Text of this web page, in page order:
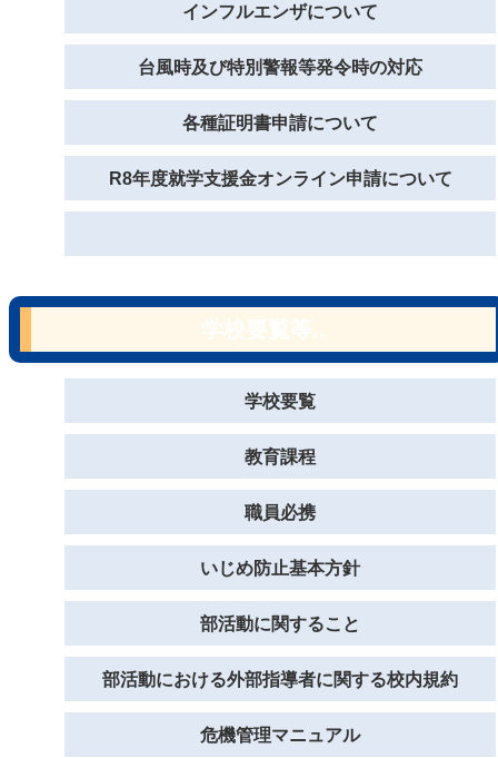
インフルエンザについて
台風時及び特別警報等発令時の対応
各種証明書申請について
R8年度就学支援金オンライン申請について
学校要覧
教育課程
職員必携
いじめ防止基本方針
部活動に関すること
部活動における外部指導者に関する校内規約
危機管理マニュアル